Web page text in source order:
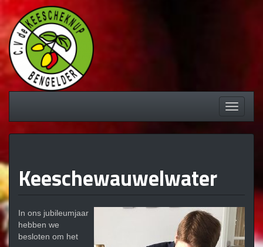
Spring
naar
inhoud
Schakel
Keeschewauwelwater
In ons jubileumjaar
hebben we
besloten om het